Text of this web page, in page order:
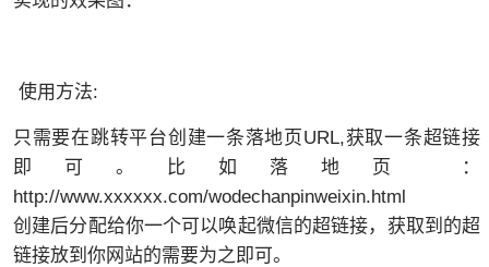
使用方法:
只需要在跳转平台创建一条落地页URL,获取一条超链接
即可。比如落地页 ：
http://www.xxxxxx.com/wodechanpinweixin.html
创建后分配给你一个可以唤起微信的超链接，获取到的超
链接放到你网站的需要为之即可。